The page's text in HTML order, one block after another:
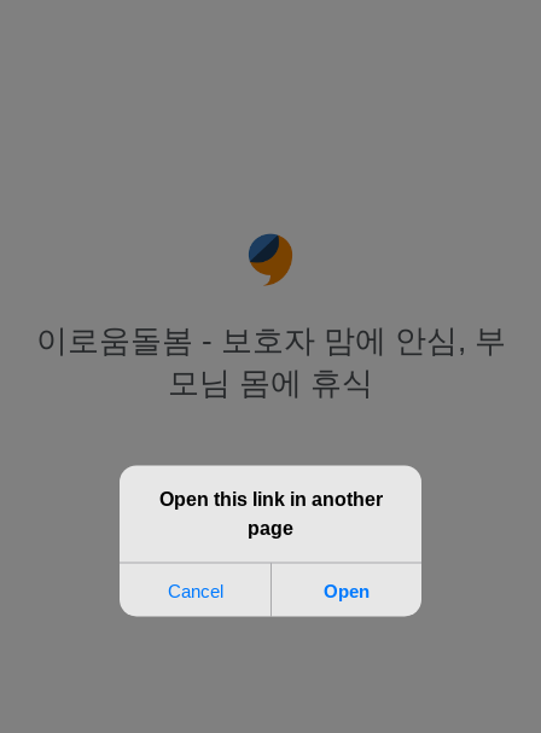
이로움돌봄 - 보호자 맘에 안심, 부
모님 몸에 휴식